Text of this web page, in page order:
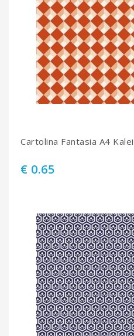
Cartolina Fantasia A4
€ 0.65